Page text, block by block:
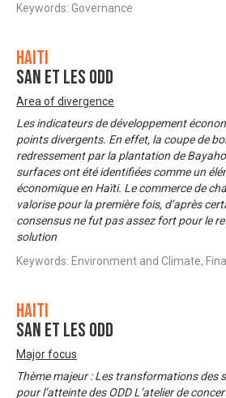
Keywords: Governance
Haiti
SAN et les ODD
Area of divergence
Les indicateurs de développement
points divergents. En effet, la coupe de
redressement par la plantation de
surfaces ont été identifiées comme un
économique en Haïti. Le commerce de
valorise pour la première fois, d’après
consensus ne fut pas assez fort pour le
solution
Keywords: Environment and Climate,
Haiti
SAN et les ODD
Major focus
Thème majeur : Les transformations des
pour l’atteinte des ODD L’atelier de